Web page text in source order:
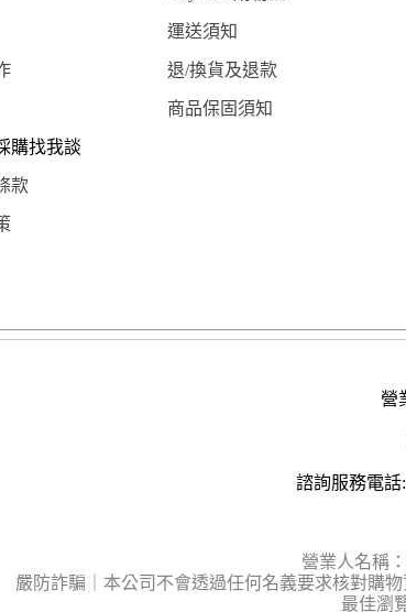
運送須知
退/換貨及退款
商品保固須知
購找我談
款
營
諮詢服務電話
營業人名稱
嚴防詐騙｜本公司不會透過任何名義要求核對購
最佳瀏